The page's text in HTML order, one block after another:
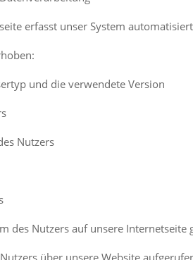
erfasst unser System
und die verwendete Version
Nutzers
des Nutzers auf unsere Internetseite
über unsere Website